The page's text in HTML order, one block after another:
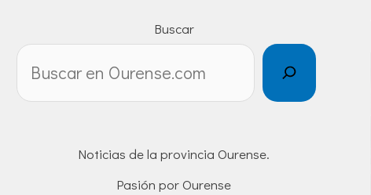
Buscar
Noticias de la provincia Ourense.
Pasión por Ourense